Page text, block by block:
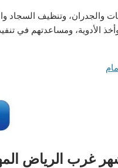
والجدران، وتنظيف السجاد
الأدوية، ومساعدتهم في
غرب الرياض